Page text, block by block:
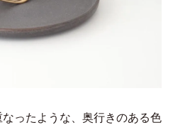
ったような、奥行きのある色